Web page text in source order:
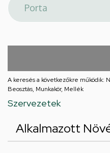
A keresés a következőkre működik:
Beosztás, Munkakör, Mellék
Szervezetek
Alkalmazott